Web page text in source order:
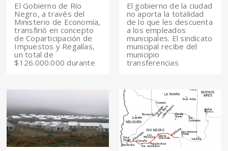
El Gobierno de Río
Negro, a través del
Ministerio de Economía,
transfirió en concepto
de Coparticipación de
Impuestos y Regalías,
un total de
$126.000.000 durante
El gobierno de la ciudad
no aporta la totalidad
de lo que les descuenta
a los empleados
municipales. El sindicato
municipal recibe del
municipio
transferencias